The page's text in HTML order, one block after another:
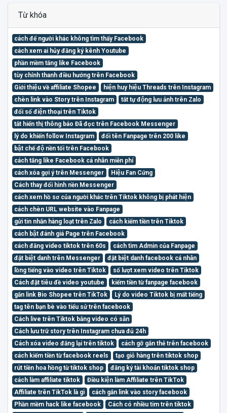
Từ khóa
cách để người khác không tìm thấy Facebook
cách xem ai hủy đăng ký kênh Youtube
phần mềm tăng like Facebook
tùy chỉnh thanh điều hướng trên Facebook
Giới thiệu về affiliate Shopee
hiện huy hiệu Threads trên Instagram
chèn link vào Story trên Instagram
tắt tự động lưu ảnh trên Zalo
đổi số điện thoại trên Tiktok
tắt hiển thị thông báo Đã đọc trên Facebook Messenger
lý do khiến follow Instagram
đổi tên Fanpage trên 200 like
bật chế độ nền tối trên Facebook
cách tăng like Facebook cá nhân miễn phí
cách xóa gợi ý trên Messenger
Hiệu Fan Cứng
Cách thay đổi hình nền Messenger
cách xem hồ sơ của người khác trên Tiktok không bị phát hiện
cách chèn URL website vào Fanpage
gửi tin nhắn hàng loạt trên Zalo
cách kiếm tiền trên Tiktok
cách bật đánh giá Page trên Facebook
cách đăng video tiktok trên 60s
cách tìm Admin của Fanpage
đặt biệt danh trên Messenger
đặt biệt danh facebook cá nhân
lồng tiếng vào video trên Tiktok
số lượt xem video trên Tiktok
Cách đặt tiêu đề video youtube
kiếm tiền từ fanpage facebook
gắn link Bio Shopee trên TikTok
Lý do video Tiktok bị mất tiếng
tag tên bạn bè vào tiểu sử trên facebook
Cách live trên Tiktok bằng video có sẵn
Cách lưu trữ story trên Instagram chưa đủ 24h
Cách xóa video đăng lại trên tiktok
cách gỡ gắn thẻ trên facebook
cách kiếm tiền từ facebook reels
tạo giỏ hàng trên tiktok shop
rút tiền hoa hồng từ tiktok shop
đăng ký tài khoản tiktok shop
cách làm affiliate tiktok
Điều kiện làm Affiliate trên TikTok
Affiliate trên TikTok là gì
cách gắn link vào story facebook
Phần mềm hack like facebook
Cách có nhiều tim trên tiktok